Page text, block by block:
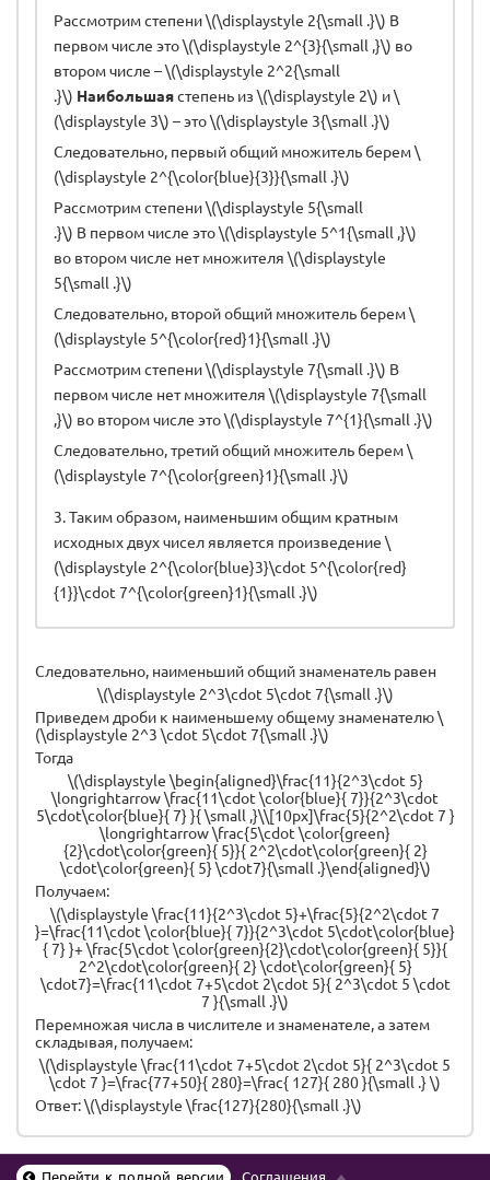
Рассмотрим степени \(\displaystyle 2{\small .}\) В
первом числе это \(\displaystyle 2^{3}{\small ,}\) во
втором числе – \(\displaystyle 2^2{\small
.}\) Наибольшаястепень из \(\displaystyle 2\) и \
(\displaystyle 3\) – это \(\displaystyle 3{\small .}\)
Следовательно, первый общий множитель берем \
(\displaystyle 2^{\color{blue}{3}}{\small .}\)
Рассмотрим степени \(\displaystyle 5{\small
.}\) В первом числе это \(\displaystyle 5^1{\small ,}\)
во втором числе нет множителя \(\displaystyle
5{\small .}\)
Следовательно, второй общий множитель берем \
(\displaystyle 5^{\color{red}1}{\small .}\)
Рассмотрим степени \(\displaystyle 7{\small .}\) В
первом числе нет множителя \(\displaystyle 7{\small
,}\) во втором числе это \(\displaystyle 7^{1}{\small .}\)
Следовательно, третий общий множитель берем \
(\displaystyle 7^{\color{green}1}{\small .}\)
3. Таким образом, наименьшим общим кратным
исходных двух чисел является произведение \
(\displaystyle 2^{\color{blue}3}\cdot 5^{\color{red}
{1}}\cdot 7^{\color{green}1}{\small .}\)
Следовательно, наименьший общий знаменатель равен
\(\displaystyle 2^3\cdot 5\cdot 7{\small .}\)
Приведем дроби к наименьшему общему знаменателю \
(\displaystyle 2^3 \cdot 5\cdot 7{\small .}\)
Тогда
\(\displaystyle \begin{aligned}\frac{11}{2^3\cdot 5}
\longrightarrow \frac{11\cdot \color{blue}{ 7}}{2^3\cdot
5\cdot\color{blue}{ 7} }{ \small ,}\\[10px]\frac{5}{2^2\cdot 7 }
\longrightarrow \frac{5\cdot \color{green}
{2}\cdot\color{green}{ 5}}{ 2^2\cdot\color{green}{ 2}
\cdot\color{green}{ 5} \cdot7}{\small .}\end{aligned}\)
Получаем:
\(\displaystyle \frac{11}{2^3\cdot 5}+\frac{5}{2^2\cdot 7
}=\frac{11\cdot \color{blue}{ 7}}{2^3\cdot 5\cdot\color{blue}
{ 7} }+ \frac{5\cdot \color{green}{2}\cdot\color{green}{ 5}}{
2^2\cdot\color{green}{ 2} \cdot\color{green}{ 5}
\cdot7}=\frac{11\cdot 7+5\cdot 2\cdot 5}{ 2^3\cdot 5 \cdot
7 }{\small .}\)
Перемножая числа в числителе и знаменателе, а затем
складывая, получаем:
\(\displaystyle \frac{11\cdot 7+5\cdot 2\cdot 5}{ 2^3\cdot 5
\cdot 7 }=\frac{77+50}{ 280}=\frac{ 127}{ 280 }{\small .} \)
Ответ: \(\displaystyle \frac{127}{280}{\small .}\)
Перейти к полной версии Соглашения